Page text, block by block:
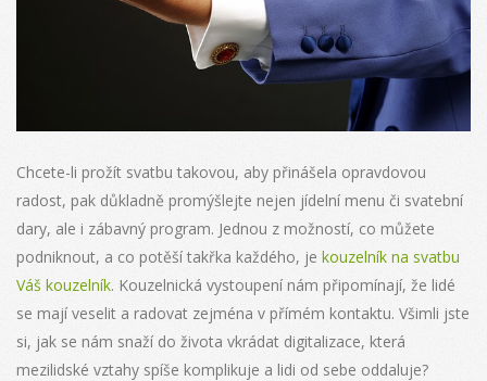
Chcete-li prožít svatbu takovou, aby přinášela opravdovou
radost, pak důkladně promýšlejte nejen jídelní menu či svatební
dary, ale i zábavný program. Jednou z možností, co můžete
podniknout, a co potěší takřka každého, je kouzelník na svatbu
Váš kouzelník. Kouzelnická vystoupení nám připomínají, že lidé
se mají veselit a radovat zejména v přímém kontaktu. Všimli jste
si, jak se nám snaží do života vkrádat digitalizace, která
mezilidské vztahy spíše komplikuje a lidi od sebe oddaluje?